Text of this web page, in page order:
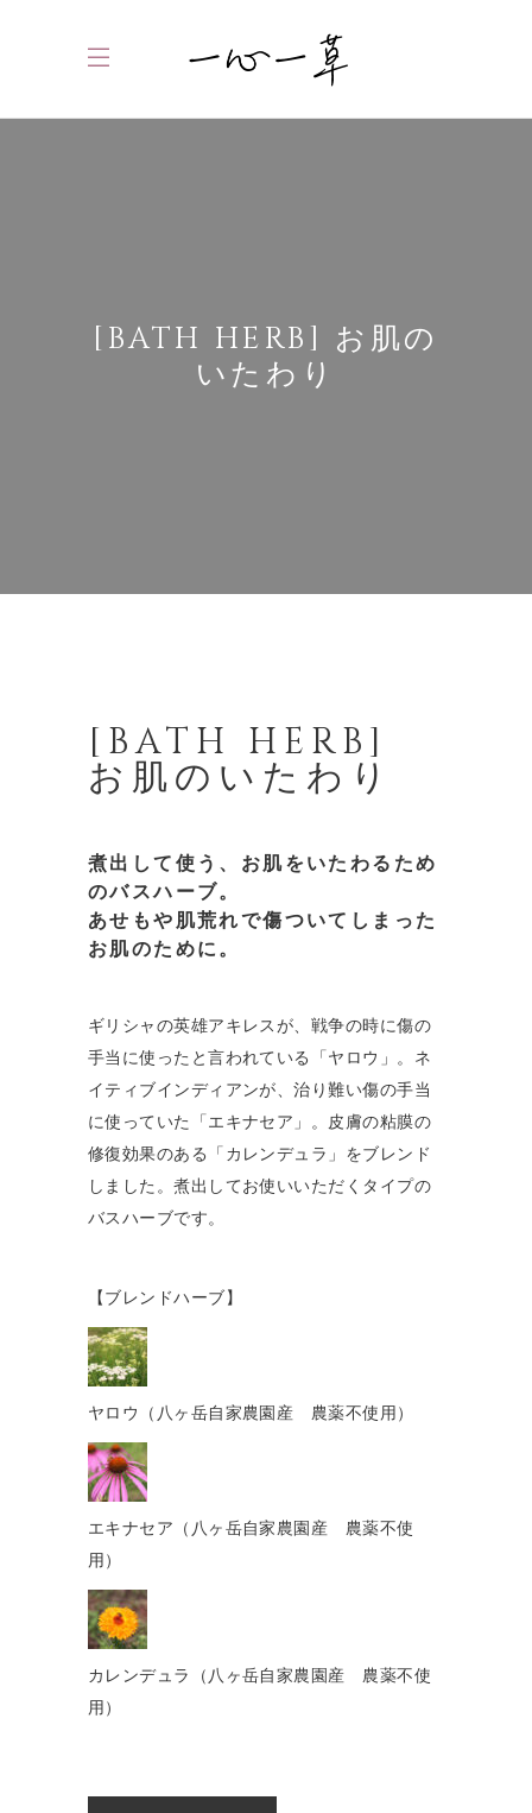
[BATH HERB] お肌の
いたわり
[BATH HERB]
お肌のいたわり
煮出して使う、お肌をいたわるため
のバスハーブ。
あせもや肌荒れで傷ついてしまった
お肌のために。
ギリシャの英雄アキレスが、戦争の時に傷の
手当に使ったと言われている「ヤロウ」。ネ
イティブインディアンが、治り難い傷の手当
に使っていた「エキナセア」。皮膚の粘膜の
修復効果のある「カレンデュラ」をブレンド
しました。煮出してお使いいただくタイプの
バスハーブです。
【ブレンドハーブ】
ヤロウ（八ヶ岳自家農園産 農薬不使用）
エキナセア（八ヶ岳自家農園産 農薬不使
用）
カレンデュラ（八ヶ岳自家農園産 農薬不使
用）